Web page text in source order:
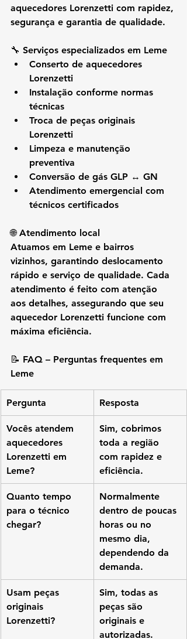
aquecedores Lorenzetti com rapidez,
segurança e garantia de qualidade.
🔧 Serviços especializados em Leme
Conserto de aquecedores
Lorenzetti
Instalação conforme normas
técnicas
Troca de peças originais
Lorenzetti
Limpeza e manutenção
preventiva
Conversão de gás GLP ↔ GN
Atendimento emergencial com
técnicos certificados
🌐 Atendimento local
Atuamos em Leme e bairros
vizinhos, garantindo deslocamento
rápido e serviço de qualidade. Cada
atendimento é feito com atenção
aos detalhes, assegurando que seu
aquecedor Lorenzetti funcione com
máxima eficiência.
📝 FAQ – Perguntas frequentes em
Leme
Pergunta Resposta
Vocês atendem
aquecedores
Lorenzetti em
Leme?
Sim, cobrimos
toda a região
com rapidez e
eficiência.
Quanto tempo
para o técnico
chegar?
Normalmente
dentro de poucas
horas ou no
mesmo dia,
dependendo da
demanda.
Usam peças
originais
Lorenzetti?
Sim, todas as
peças são
originais e
autorizadas.